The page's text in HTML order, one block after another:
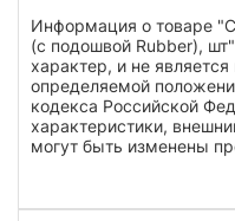
Информация о товаре
(с подошвой Rubber),
характер, и не
определяемой
кодекса Российской
характеристики,
могут быть изменены